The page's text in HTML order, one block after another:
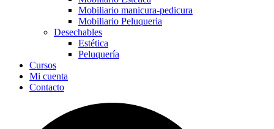
Mobiliario manicura-pedicura
Mobiliario Peluqueria
Desechables
Estética
Peluquería
Cursos
Mi cuenta
Contacto